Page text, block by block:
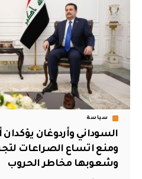
سياسة
السوداني وأردوغان يؤكدان
ومنع اتساع الصراعات
وشعوبها مخاطر الحروب